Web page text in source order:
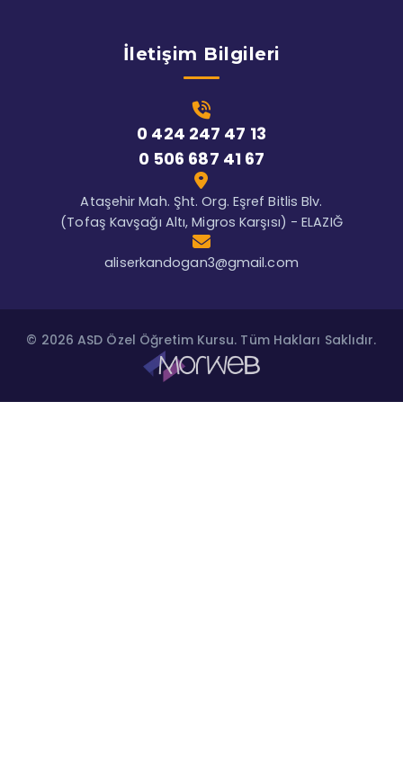
İletişim Bilgileri
0 424 247 47 13
0 506 687 41 67
Ataşehir Mah. Şht. Org. Eşref Bitlis Blv.
(Tofaş Kavşağı Altı, Migros Karşısı) - ELAZIĞ
aliserkandogan3@gmail.com
© 2026 ASD Özel Öğretim Kursu. Tüm Hakları Saklıdır.